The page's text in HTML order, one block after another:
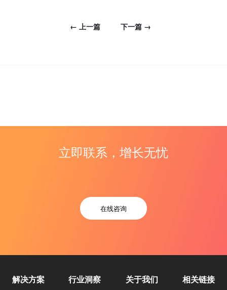
← 上一篇 下一篇 →
立即联系，增长无忧
在线咨询
解决方案 行业洞察 关于我们 相关链接